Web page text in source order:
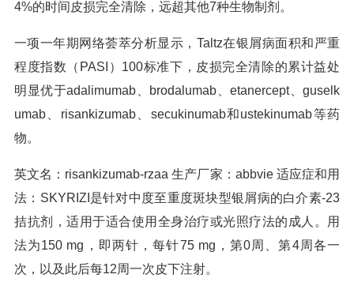
4%的时间皮损完全清除，远超其他7种生物制剂。
一项一年期网络荟萃分析显示，Taltz在银屑病面积和严重
程度指数（PASI）100标准下，皮损完全清除的累计益处
明显优于adalimumab、brodalumab、etanercept、guselk
umab、risankizumab、secukinumab和ustekinumab等药
物。
英文名：risankizumab-rzaa 生产厂家：abbvie 适应症和用
法：SKYRIZI是针对中度至重度斑块型银屑病的白介素-23
拮抗剂，适用于适合使用全身治疗或光照疗法的成人。用
法为150 mg，即两针，每针75 mg，第0周、第4周各一
次，以及此后每12周一次皮下注射。